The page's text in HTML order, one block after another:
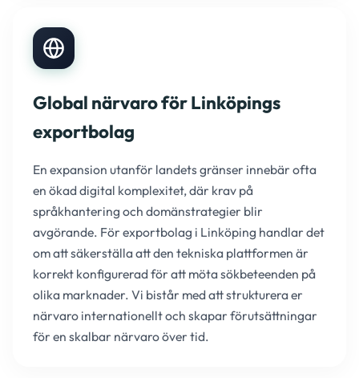
Global närvaro för Linköpings
exportbolag
En expansion utanför landets gränser innebär ofta
en ökad digital komplexitet, där krav på
språkhantering och domänstrategier blir
avgörande. För exportbolag i Linköping handlar det
om att säkerställa att den tekniska plattformen är
korrekt konfigurerad för att möta sökbeteenden på
olika marknader. Vi bistår med att strukturera er
närvaro internationellt och skapar förutsättningar
för en skalbar närvaro över tid.